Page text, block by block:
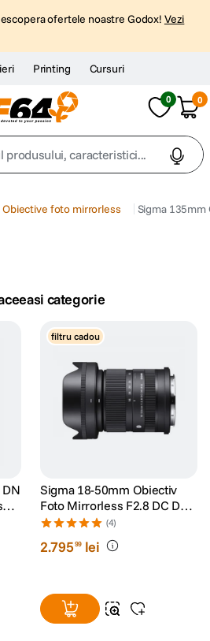
ofertele noastre Godox! Vezi
Printing Cursuri
0 0
caracteristici...
Obiective foto mirrorless Sigma 135mm
categorie
filtru cadou
Sigma 18-50mm Obiectiv
Foto Mirrorless F2.8 DC DN
Contemporary Montura Sony
(4)
2.79599 lei